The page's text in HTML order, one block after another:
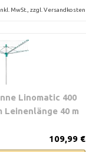
MwSt., zzgl. Versandkosten
Linomatic 400
Leinenlänge 40 m
109,99 €